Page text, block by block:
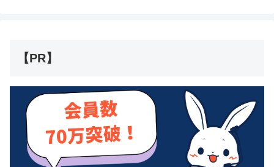
【PR】